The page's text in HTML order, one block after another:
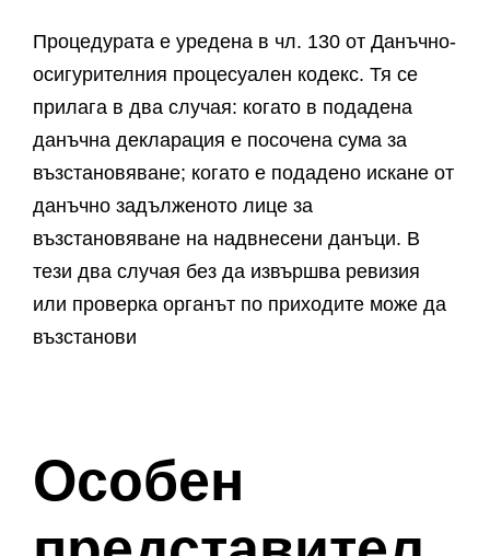
Процедурата е уредена в чл. 130 от Данъчно-
осигурителния процесуален кодекс. Тя се
прилага в два случая: когато в подадена
данъчна декларация е посочена сума за
възстановяване; когато е подадено искане от
данъчно задълженото лице за
възстановяване на надвнесени данъци. В
тези два случая без да извършва ревизия
или проверка органът по приходите може да
възстанови
Особен